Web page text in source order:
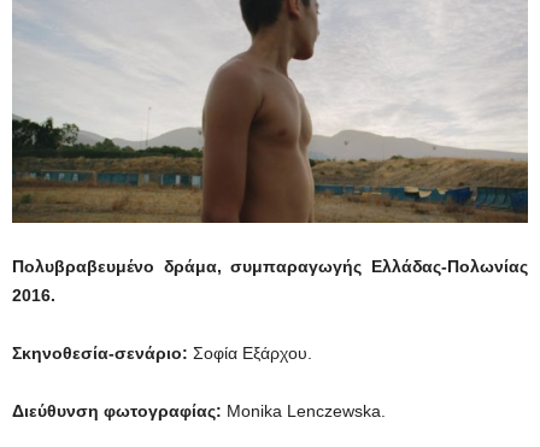
Πολυβραβευμένο δράμα, συμπαραγωγής Ελλάδας-Πολωνίας
2016.
Σκηνοθεσία-σενάριο: Σοφία Εξάρχου.
Διεύθυνση φωτογραφίας: Monika Lenczewska.